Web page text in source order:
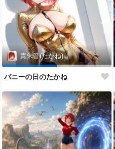
貴朱音(たかね)
バニーの日のたかね